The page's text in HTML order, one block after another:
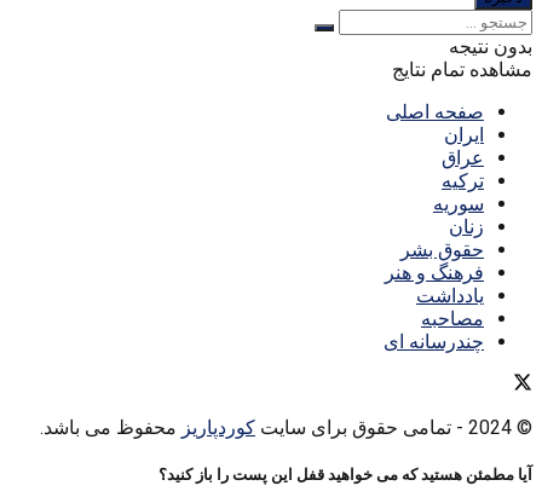
بدون نتیجه
مشاهده تمام نتایج
صفحه اصلی
ایران
عراق
ترکیه
سوریه
زنان
حقوق بشر
فرهنگ و هنر
یادداشت
مصاحبه
چندرسانه ای
© 2024 - تمامی حقوق برای سایت کوردپاریز محفوظ می باشد.
آیا مطمئن هستید که می خواهید قفل این پست را باز کنید؟